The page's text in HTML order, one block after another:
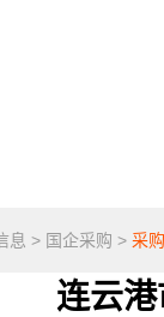
息 > 国企采购 > 采
连云